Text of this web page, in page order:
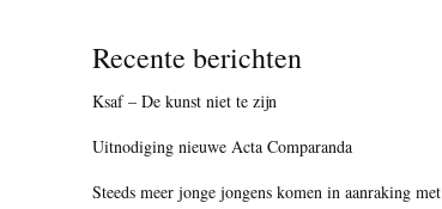
Recente berichten
Ksaf – De kunst niet te zijn
Uitnodiging nieuwe Acta Comparanda
Steeds meer jonge jongens komen in aanraking met